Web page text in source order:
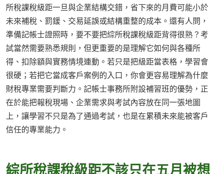
所稅課稅級距一旦與企業結構交錯，省下來的月費可能小於
未來補稅、罰鍰、交易延誤或結構重整的成本。還有人問，
準備記帳士證照時，要不要把綜所稅課稅級距背得很熟？考
試當然需要熟悉規則，但更重要的是理解它如何與各種所
得、扣除額與實務情境連動。若只是把級距當表格，學習會
很硬；若把它當成客戶案例的入口，你會更容易理解為什麼
財稅專業需要判斷力。記帳士事務所附設補習班的優勢，正
在於能把報稅現場、企業需求與考試內容放在同一張地圖
上，讓學習不只是為了通過考試，也是在累積未來能被客戶
信任的專業能力。
綜所稅課稅級距不該只在五月被想